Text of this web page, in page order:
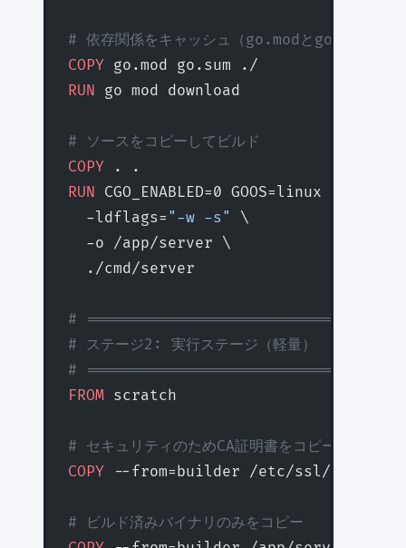
# 依存関係をキャッシュ（go.modとgo.sumのみ
COPY go.mod go.sum ./
RUN go mod download
# ソースをコピーしてビルド
COPY . .
RUN CGO_ENABLED=0 GOOS=linux go
  -ldflags=
"-w -s"
\
  -o /app/server \
  ./cmd/server
# ================================
# ステージ2: 実行ステージ（軽量）
# ================================
FROM scratch
# セキュリティのためCA証明書をコピー（HTTPS
COPY --from=builder /etc/ssl/certs/
# ビルド済みバイナリのみをコピー